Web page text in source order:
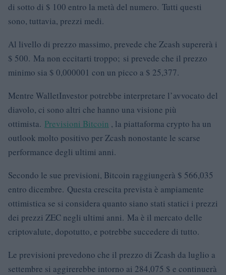
di sotto di $ 100 entro la metà del numero. Tutti questi
sono, tuttavia, prezzi medi.
Al livello di prezzo massimo, prevede che Zcash supererà i
$ 500. Ma non eccitarti troppo; si prevede che il prezzo
minimo sia $ 0,000001 con un picco a $ 25,377.
Mentre WalletInvestor potrebbe interpretare l’avvocato del
diavolo, ci sono altri che hanno una visione più
ottimista. Previsioni Bitcoin , la piattaforma crypto ha un
outlook molto positivo per Zcash nonostante le scarse
performance degli ultimi anni.
Secondo le sue previsioni, Bitcoin raggiungerà $ 566,035
entro dicembre. Questa crescita prevista è ampiamente
ottimistica se si considera quanto siano stati statici i prezzi
dei prezzi ZEC negli ultimi anni. Ma è il mercato delle
criptovalute, dopotutto, e potrebbe succedere di tutto.
Le previsioni prevedono che il prezzo di Zcash da luglio a
settembre si aggirerebbe intorno ai 284,075 $ e continuerà